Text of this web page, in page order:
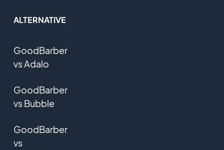
ALTERNATIVE
GoodBarber
vs Adalo
GoodBarber
vs Bubble
GoodBarber
vs